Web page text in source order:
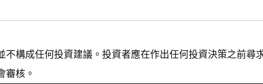
構成任何投資建議。投資者應在作出任何投資決策之前尋
審核。